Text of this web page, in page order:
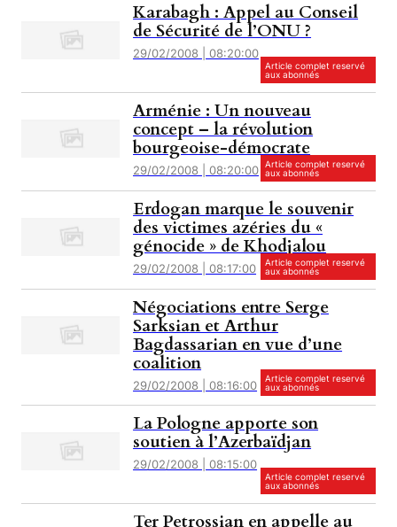
Karabagh : Appel au Conseil
de Sécurité de l’ONU ?
29/02/2008 | 08:20:00
Article complet reservé
aux abonnés
Arménie : Un nouveau
concept – la révolution
bourgeoise-démocrate
29/02/2008 | 08:20:00 Article complet reservé
aux abonnés
Erdogan marque le souvenir
des victimes azéries du «
génocide » de Khodjalou
29/02/2008 | 08:17:00
Article complet reservé
aux abonnés
Négociations entre Serge
Sarksian et Arthur
Bagdassarian en vue d’une
coalition
29/02/2008 | 08:16:00
Article complet reservé
aux abonnés
La Pologne apporte son
soutien à l’Azerbaïdjan
29/02/2008 | 08:15:00
Article complet reservé
aux abonnés
Ter Petrossian en appelle au